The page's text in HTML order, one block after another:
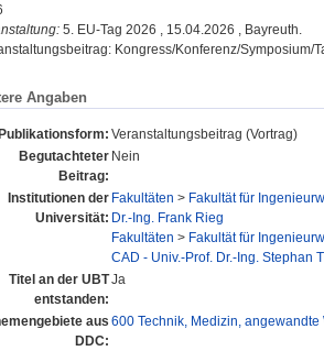
5. EU-Tag 2026 , 15.04.2026 , Bayreuth.
Kongress/Konferenz/Symposium/
Angaben
Publikationsform: Veranstaltungsbeitrag (Vortrag)
Begutachteter
Beitrag:
Nein
Institutionen der
Universität:
Fakultäten > Fakultät für
Dr.-Ing. Frank Rieg
Fakultäten > Fakultät für
CAD - Univ.-Prof. Dr.-Ing. Stephan
Titel an der UBT
entstanden:
Ja
aus
DDC:
600 Technik, Medizin, angewandte